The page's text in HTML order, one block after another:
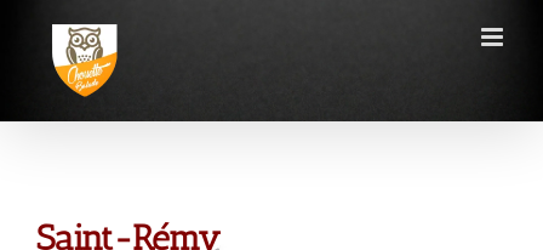
contenu
Saint-Rémy